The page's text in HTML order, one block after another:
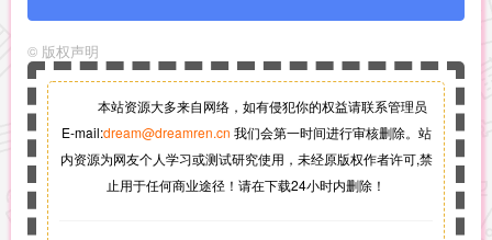
© 版权声明
本站资源大多来自网络，如有侵犯你的权益请联系管理员
E-mail:dream@dreamren.cn 我们会第一时间进行审核删除。站
内资源为网友个人学习或测试研究使用，未经原版权作者许可,禁
止用于任何商业途径！请在下载24小时内删除！